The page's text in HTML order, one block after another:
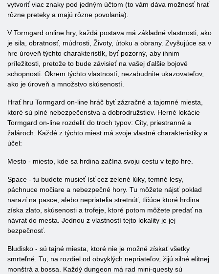
vytvoriť viac znaky pod jedným účtom (to vám dáva možnosť hrať
rôzne preteky a majú rôzne povolania).
V Tormgard online hry, každá postava má základné vlastnosti, ako
je sila, obratnosť, múdrosti, Životy, útoku a obrany. Zvyšujúce sa v
hre úroveň týchto charakteristík, byť pozorný, aby ihnim
príležitosti, pretože to bude závisieť na vašej ďalšie bojové
schopnosti. Okrem týchto vlastností, nezabudnite ukazovateľov,
ako je úroveň a množstvo skúseností.
Hrať hru Tormgard on-line hráč byť zázračné a tajomné miesta,
ktoré sú plné nebezpečenstva a dobrodružstiev. Herné lokácie
Tormgard on-line rozdeliť do troch typov: City, priestranné a
žalároch. Každé z týchto miest má svoje vlastné charakteristiky a
účel:
Mesto - miesto, kde sa hrdina začína svoju cestu v tejto hre.
Space - tu budete musieť ísť cez zelené lúky, temné lesy,
páchnuce močiare a nebezpečné hory. Tu môžete nájsť poklad
narazí na pasce, alebo nepriatelia stretnúť, tlčúce ktoré hrdina
získa zlato, skúsenosti a trofeje, ktoré potom môžete predať na
návrat do mesta. Jednou z vlastností tejto lokality je jej
bezpečnosť.
Bludisko - sú tajné miesta, ktoré nie je možné získať všetky
smrteľné. Tu, na rozdiel od obvyklých nepriateľov, žijú silné elitnej
monštrá a bossa. Každý dungeon má rad mini-questy sú